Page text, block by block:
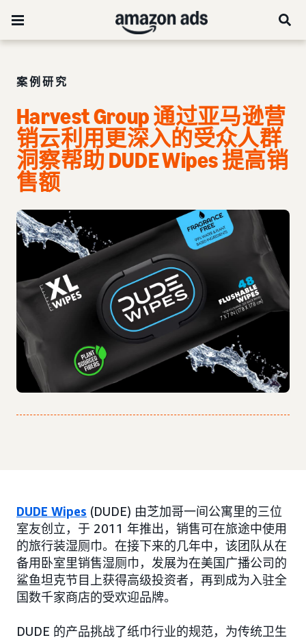
案例研究
Harvest Group 通过亚马逊营
销云利用更深入的受众人群
洞察帮助 DUDE Wipes 提高销
售额
DUDE Wipes (DUDE) 由芝加哥一间公寓里的三位
室友创立，于 2011 年推出，销售可在旅途中使用
的旅行装湿厕巾。在接下来的几年中，该团队从在
备用卧室里销售湿厕巾，发展为在美国广播公司的
鲨鱼坦克节目上获得高级投资者，再到成为入驻全
国数千家商店的受欢迎品牌。
DUDE 的产品挑战了纸巾行业的规范，为传统卫生